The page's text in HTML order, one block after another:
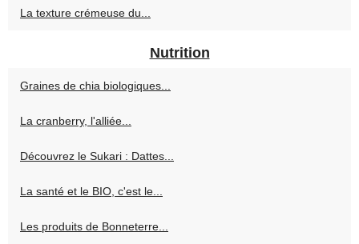
La texture crémeuse du...
Nutrition
Graines de chia biologiques...
La cranberry, l'alliée...
Découvrez le Sukari : Dattes...
La santé et le BIO, c'est le...
Les produits de Bonneterre...